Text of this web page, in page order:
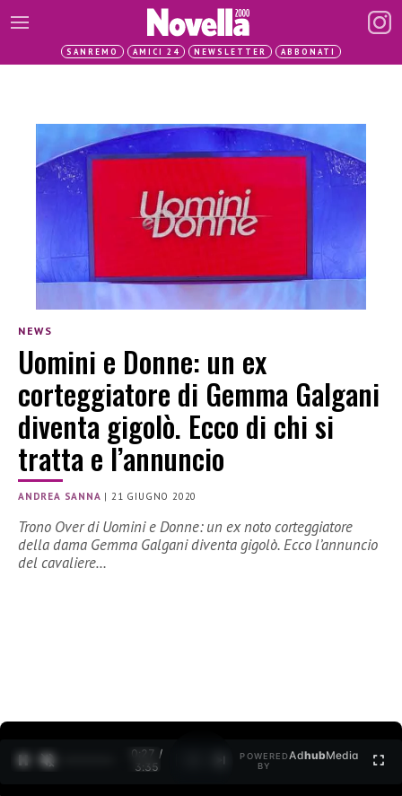
SANREMO AMICI 24 NEWSLETTER ABBONATI
NEWS
Uomini e Donne: un ex
corteggiatore di Gemma Galgani
diventa gigolò. Ecco di chi si
tratta e l’annuncio
ANDREA SANNA |21 GIUGNO 2020
Trono Over di Uomini e Donne: un ex noto corteggiatore
della dama Gemma Galgani diventa gigolò. Ecco l’annuncio
del cavaliere…
0:27 /
3:35
POWERED
BY
AdhubMedia